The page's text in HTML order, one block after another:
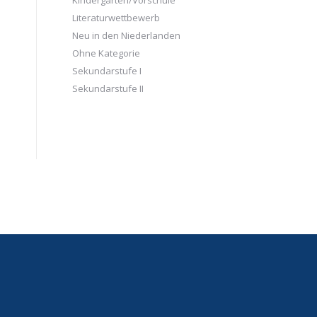
Literaturwettbewerb
Neu in den Niederlanden
Ohne Kategorie
Sekundarstufe I
Sekundarstufe II